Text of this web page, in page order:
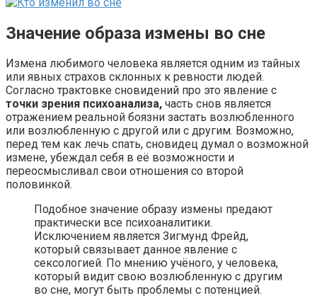
Значение образа измены во сне
Измена любимого человека является одним из тайных
или явных страхов склонных к ревности людей.
Согласно трактовке сновидений про это явление с
точки зрения психоанализа, часть снов является
отражением реальной боязни застать возлюбленного
или возлюбленную с другой или с другим. Возможно,
перед тем как лечь спать, сновидец думал о возможной
измене, убеждал себя в её возможности и
переосмысливал свои отношения со второй
половинкой.
Подобное значение образу измены предают
практически все психоаналитики.
Исключением является Зигмунд Фрейд,
который связывает данное явление с
сексологией. По мнению учёного, у человека,
который видит свою возлюбленную с другим
во сне, могут быть проблемы с потенцией.